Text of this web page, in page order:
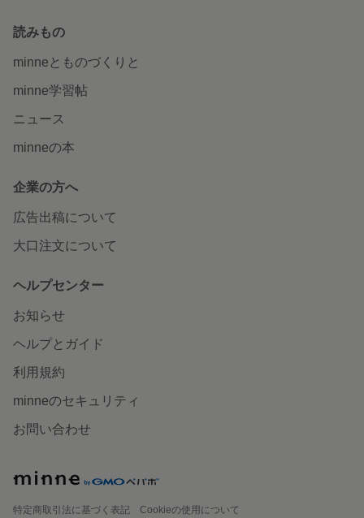
読みもの
minneとものづくりと
minne学習帖
ニュース
minneの本
企業の方へ
広告出稿について
大口注文について
ヘルプセンター
お知らせ
ヘルプとガイド
利用規約
minneのセキュリティ
お問い合わせ
特定商取引法に基づく表記
Cookieの使用について